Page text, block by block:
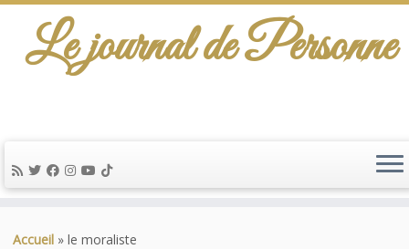
au
Le journal de Personne
Accueil » le moraliste